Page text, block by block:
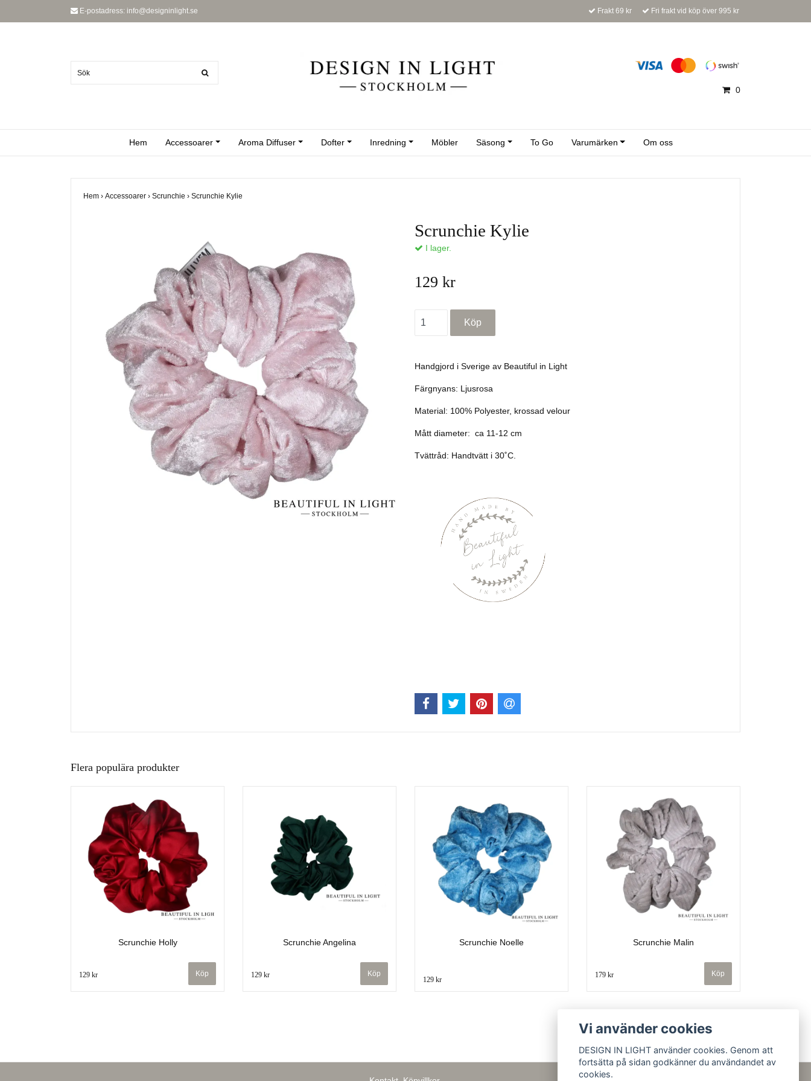
E-postadress: info@designinlight.se Frakt 69 kr Fri frakt vid köp över 995 kr
0
Hem Accessoarer Aroma Diffuser Dofter Inredning Möbler Säsong To Go Varumärken Om oss
Hem › Accessoarer › Scrunchie › Scrunchie Kylie
Scrunchie Kylie
I lager.
129 kr
Handgjord i Sverige av Beautiful in Light
Färgnyans: Ljusrosa
Material: 100% Polyester, krossad velour
Mått diameter: ca 11-12 cm
Tvättråd: Handtvätt i 30˚C.
Flera populära produkter
Scrunchie Holly
129 kr
Scrunchie Angelina
129 kr
Scrunchie Noelle
129 kr
Scrunchie Malin
179 kr
Vi använder cookies
DESIGN IN LIGHT använder cookies. Genom att
fortsätta på sidan godkänner du användandet av
cookies.